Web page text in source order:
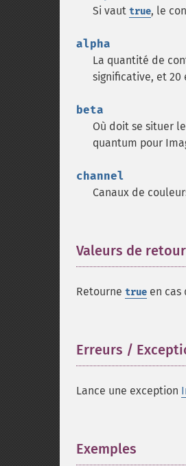
Si vaut true, le
alpha
La quantité de
significative, et 20
beta
Où doit se situer
quantum pour
channel
Canaux de
Valeurs de retour
Retourne true en cas
Erreurs /
Lance une exception
Exemples